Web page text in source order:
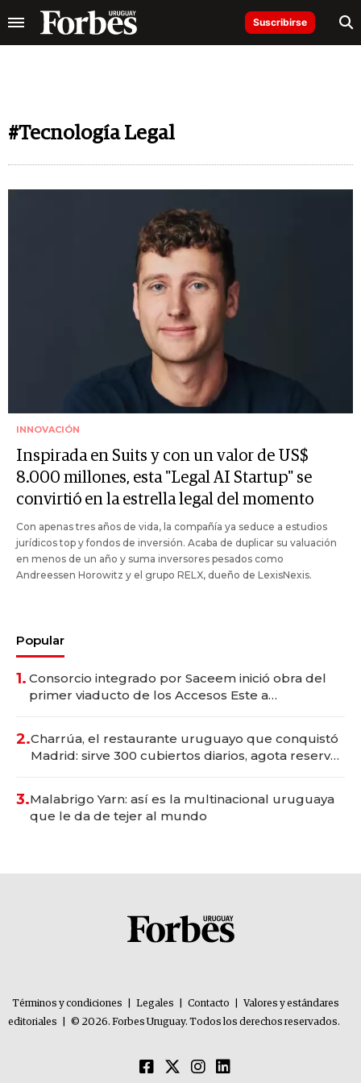
Suscribirse
#Tecnología Legal
INNOVACIÓN
Inspirada en Suits y con un valor de US$
8.000 millones, esta "Legal AI Startup" se
convirtió en la estrella legal del momento
Con apenas tres años de vida, la compañía ya seduce a estudios
jurídicos top y fondos de inversión. Acaba de duplicar su valuación
en menos de un año y suma inversores pesados como
Andreessen Horowitz y el grupo RELX, dueño de LexisNexis.
Popular
1. Consorcio integrado por Saceem inició obra del
primer viaducto de los Accesos Este a
2.Charrúa, el restaurante uruguayo que conquistó
Madrid: sirve 300 cubiertos diarios, agota reservas
3.Malabrigo Yarn: así es la multinacional uruguaya
que le da de tejer al mundo
Términos y condiciones Legales Contacto
Valores y estándares
editoriales
© 2026. Forbes Uruguay. Todos los derechos reservados.